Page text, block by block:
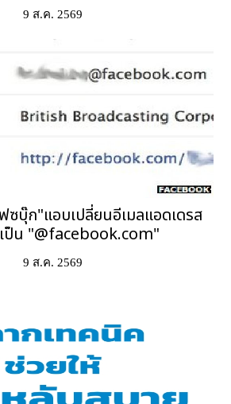
9 ส.ค. 2569
ซบุ๊ก"แอบเปลี่ยนอีเมลแอดเดรส
ป็น "@facebook.com"
9 ส.ค. 2569